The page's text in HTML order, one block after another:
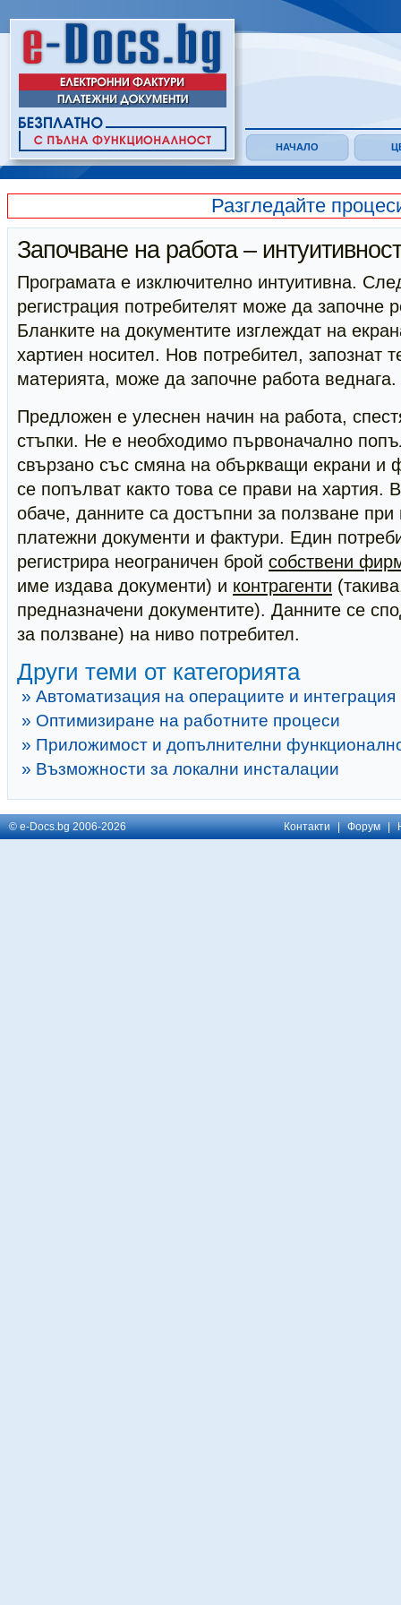
НАЧАЛО
Разгледайте
Започване на работа – интуитивност
Програмата е изключително интуитивна.
регистрация потребителят може да започне
Бланките на документите изглеждат на
хартиен носител. Нов потребител, запознат
материята, може да започне работа веднага.
Предложен е улеснен начин на работа,
стъпки. Не е необходимо първоначално
свързано със смяна на объркващи екрани и
се попълват както това се прави на хартия.
обаче, данните са достъпни за ползване при
платежни документи и фактури. Един
регистрира неограничен брой собствени
име издава документи) и контрагенти
предназначени документите). Данните се
за ползване) на ниво потребител.
Други теми от категорията
» Автоматизация на операциите и интеграция
» Оптимизиране на работните процеси
» Приложимост и допълнителни
» Възможности за локални инсталации
© e-Docs.bg 2006-2026 Контакти | Форум |